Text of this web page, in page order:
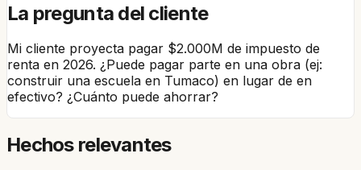
La pregunta del cliente
Mi cliente proyecta pagar $2.000M de impuesto de
renta en 2026. ¿Puede pagar parte en una obra (ej:
construir una escuela en Tumaco) en lugar de en
efectivo? ¿Cuánto puede ahorrar?
Hechos relevantes